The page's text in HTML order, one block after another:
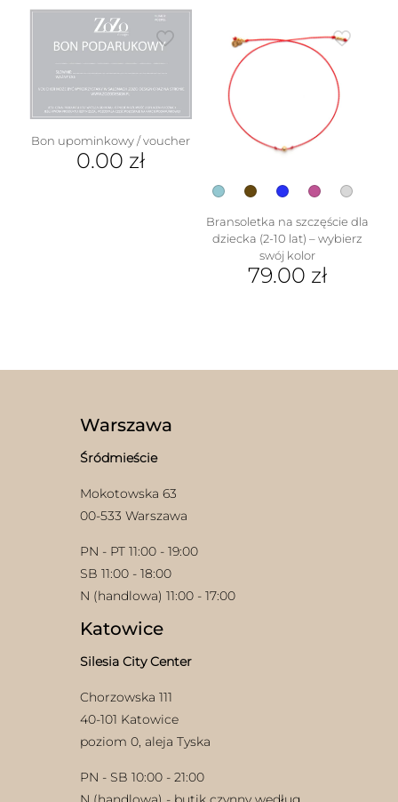
produkt
ma
wiele
można
wybrać
stronie
produktu
wariantów.
stronie
produktu
Bon upominkowy / voucher
0.00 zł
Bransoletka na szczęście dla
dziecka (2-10 lat) – wybierz
swój kolor
79.00 zł
Warszawa
Śródmieście
Mokotowska 63
00-533 Warszawa
PN - PT 11:00 - 19:00
SB 11:00 - 18:00
N (handlowa) 11:00 - 17:00
Katowice
Silesia City Center
Chorzowska 111
40-101 Katowice
poziom 0, aleja Tyska
PN - SB 10:00 - 21:00